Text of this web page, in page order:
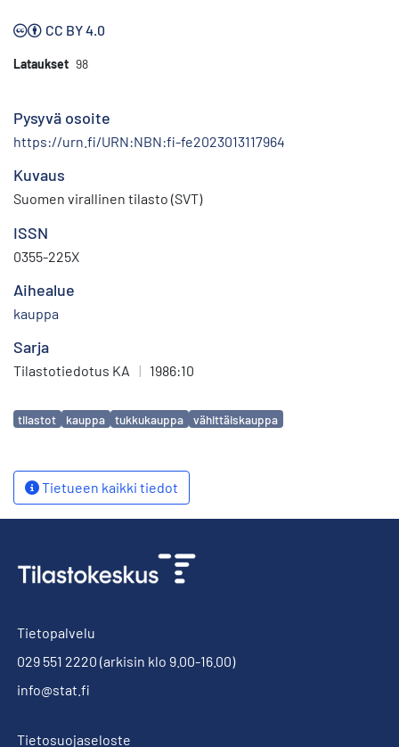
CC BY 4.0
Lataukset 98
Pysyvä osoite
https://urn.fi/URN:NBN:fi-fe2023013117964
Kuvaus
Suomen virallinen tilasto (SVT)
ISSN
0355-225X
Aihealue
kauppa
Sarja
Tilastotiedotus KA | 1986:10
Avainsanat
tilastot kauppa tukkukauppa vähittäiskauppa
Tietueen kaikki tiedot
Tietopalvelu
029 551 2220 (arkisin klo 9.00-16.00)
info@stat.fi
Tietosuojaseloste